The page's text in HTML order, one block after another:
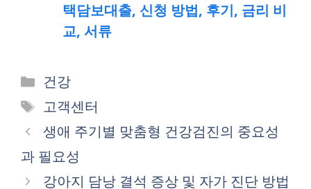
택담보대출, 신청 방법, 후기, 금리 비
교, 서류
Categories
건강
Tags
고객센터
생애 주기별 맞춤형 건강검진의 중요성
과 필요성
강아지 담낭 결석 증상 및 자가 진단 방법